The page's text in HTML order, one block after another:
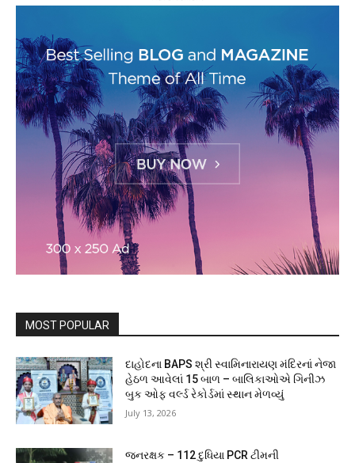
MOST POPULAR
દાહોદના BAPS શ્રી સ્વામિનારાયણ મંદિરનાં નેજા
હેઠળ આવેલાં 15 બાળ – બાલિકાઓએ ગિનીઝ
બુક ઓફ વર્લ્ડ રેકોર્ડમાં સ્થાન મેળવ્યું
July 13, 2026
જનરક્ષક – 112 દુધિયા PCR ટીમની